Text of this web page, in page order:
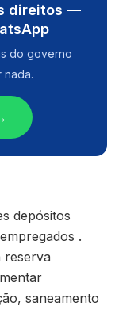
direitos —
do governo
nada.
depósitos
.
reserva
saneamento